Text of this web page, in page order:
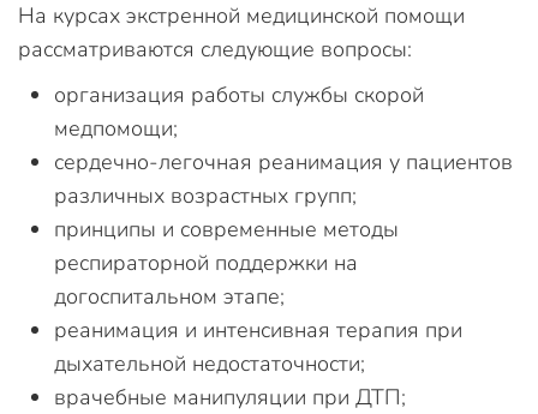
На курсах экстренной медицинской помощи
рассматриваются следующие вопросы:
организация работы службы скорой
медпомощи;
сердечно-легочная реанимация у пациентов
различных возрастных групп;
принципы и современные методы
респираторной поддержки на
догоспитальном этапе;
реанимация и интенсивная терапия при
дыхательной недостаточности;
врачебные манипуляции при ДТП;